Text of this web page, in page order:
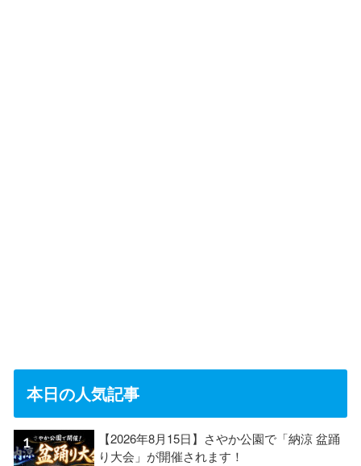
本日の人気記事
【2026年8月15日】さやか公園で「納涼 盆踊
り大会」が開催されます！